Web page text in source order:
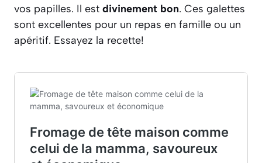
vos papilles. Il est divinement bon. Ces galettes
sont excellentes pour un repas en famille ou un
apéritif. Essayez la recette!